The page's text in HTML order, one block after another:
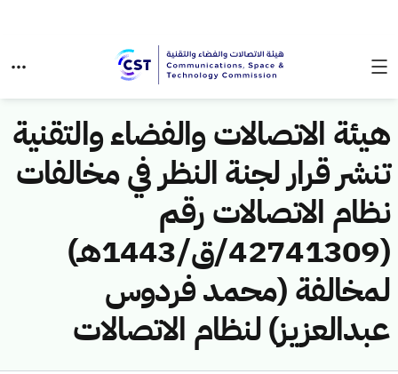
هيئة الاتصالات والفضاء والتقنية
تنشر قرار لجنة النظر في مخالفات
نظام الاتصالات رقم
(42741309/ق/1443هـ)
لمخالفة (محمد فردوس
عبدالعزيز) لنظام الاتصالات